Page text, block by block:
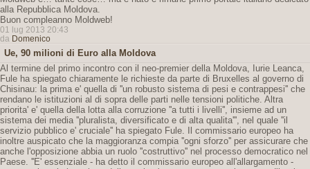
alla Repubblica Moldova.
Buon compleanno Moldweb!
01 lug 2013 20:43
da Domenico
Ue, 90 milioni di Euro alla Moldova
Al termine del primo incontro con il neo-premier della Moldova, Iurie Leanca,
Fule ha spiegato chiaramente le richieste da parte di Bruxelles al governo di
Chisinau: la prima e' quella di ''un robusto sistema di pesi e contrappesi'' che
rendano le istituzioni al di sopra delle parti nelle tensioni politiche. Altra
priorita' e' quella della lotta alla corruzione ''a tutti i livelli'', insieme ad un
sistema dei media ''pluralista, diversificato e di alta qualita''', nel quale ''il
servizio pubblico e' cruciale'' ha spiegato Fule. Il commissario europeo ha
inoltre auspicato che la maggioranza compia ''ogni sforzo'' per assicurare che
anche l'opposizione abbia un ruolo ''costruttivo'' nel processo democratico nel
Paese. ''E' essenziale - ha detto il commissario europeo all'allargamento -